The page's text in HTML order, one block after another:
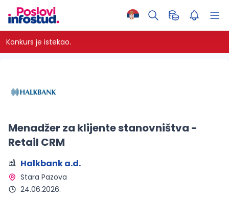
Konkurs je istekao.
Menadžer za klijente stanovništva -
Retail CRM
Halkbank a.d.
Stara Pazova
24.06.2026.